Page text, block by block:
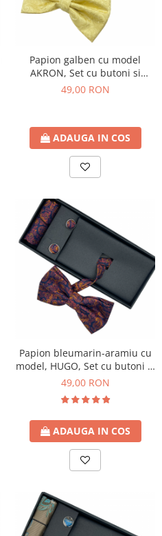
Papion galben cu model
AKRON, Set cu butoni si
batista
49,00 RON
ADAUGA IN COS
Papion bleumarin-aramiu cu
model, HUGO, Set cu butoni si
batista
49,00 RON
ADAUGA IN COS